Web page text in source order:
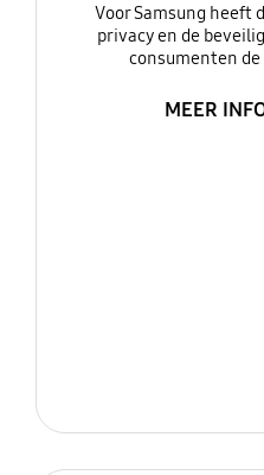
Voor Samsung heeft
privacy en de
consumenten
MEER